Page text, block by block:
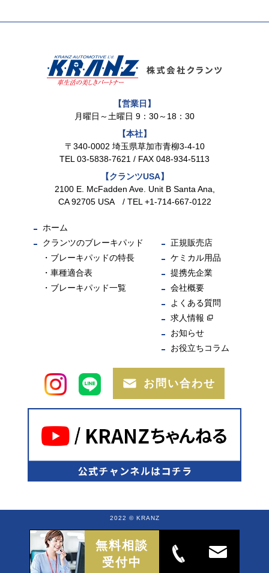
無料相談
受付中
【営業日】
月曜日～土曜日 9：30～18：30
【本社】
〒340-0002 埼玉県草加市青柳3-4-10
TEL 03-5838-7621 / FAX 048-934-5113
【クランツUSA】
2100 E. McFadden Ave. Unit B Santa Ana,
CA 92705 USA / TEL +1-714-667-0122
ホーム
クランツのブレーキパッド
ブレーキパッドの特長
車種適合表
ブレーキパッド一覧
正規販売店
ケミカル用品
提携先企業
会社概要
よくある質問
求人情報
お知らせ
お役立ちコラム
お問い合わせ
2022 © KRANZ